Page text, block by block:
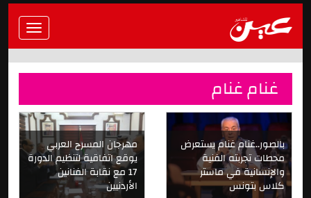
Toggle
غنام غنام
مهرجان المسرح العربي
يوقع اتفاقية لتنظيم الدورة
17 مع نقابة الفنانين
الأردنيين
بالصور..غنام غنام يستعرض
محطات تجربته الفنية
والإنسانية في ماستر
كلاس بتونس